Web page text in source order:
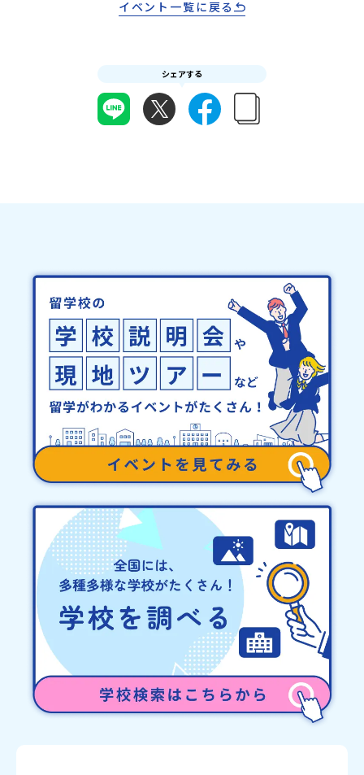
絡日：お支払いいただく旅行代金】・21日目にあたる日以前：無
どの状況等によって開催を見合わせる可能性があります。その場合
に達しなかった場合は、開催日3週間前までに催行中止の旨をメール
にてご連絡いたします。・よくあるご質問その他、よくあるご質問
悠所在地：〒690-0842 島根県松江市東本町二丁目25-6 みらい
BASE2階 その他所在地公式HP：http://c-platform.or.jp/お問い
合わせ先担当：小川・小原E-mail：info@miratabi.jp「おためし
地域留学体験」のプログラム開催情報を公式LINEにて配信中！ぜひ
ご登録ください♪地域みらい留学公式LINE
目途に、お申し込み時に記入いただいたメールアドレス宛に「当選
の期日までにご回答いただけない場合は、当選を取り消しとさせて
いただきます。当選取り消しがあった場合は、繰り上げ当選者へご
連絡させていただきます。登録メールアドレスの変更をご希望の場
合は下記の地域みらい留学公式LINEよりご連絡をお願いします。※
います。対応が必要な場合は必ず事前にご相談ください。・参加取
消や急遽参加できなくなった場合について参加決定後の参加お取り
消しはご遠慮下さい。やむを得ないお取り消しの場合はお早めに事
務局までご連絡ください。・キャンセルポリシーやむを得ない参加
お取り消しの場合、以下のルールに沿って対応させていただきま
す。ご了承ください。プログラム開催日の前日＜8月3日＞から、
【キャンセルのご連絡日：お支払いいただく旅行代金】・21日目に
あたる日以前：無料・20日目-8日目：20％・7日目-2日目：30％・
プログラム開始日の前日：40％・プログラム開始日当日：50％・ご
連絡無しでの不参加またはプログラム開始後の解除：100％・催行中
止について天候などの状況等によって開催を見合わせる可能性があ
ります。その場合は原則、開催日1週間前までにご連絡いたします。
又、最少催行人数に達しなかった場合は、開催日3週間前までに催行
中止の旨をメールにてご連絡いたします。・よくあるご質問その
他、よくあるご質問についてはこちらをご確認ください。運営団体
について＜プログラム主催：一般財団法人地域・教育魅力化プラッ
トフォーム＞「意志ある若者にあふれる持続可能な地域・社会をつ
くる」というビジョンを掲げ、2017年3月に島根県に設立した教育
事業団体です。日本全国約200の高校と連携しながら、中学卒業後に
地域の枠を越えて生徒一人ひとりの夢や価値観に合った地域・学校
で1〜3年間過ごすことができるシステム「地域みらい留学」をはじ
めとした、教育事業や地域活性モデルをつくり続けています。名
称：一般財団法人地域・教育魅力化プラットフォーム設 立：2017
年3月代表者：岩本 悠所在地：〒690-0842 島根県松江市東本町二
丁目25-6 みらいBASE2階 その他所在地公式HP：http://c-
platform.or.jp/お問い合わせ先担当：小川・小原E-mail：
info@miratabi.jp「おためし地域留学体験」のプログラム開催情報
を公式LINEにて配信中！ぜひご登録ください♪地域みらい留学公式
LINE
イベント一覧に戻る
シェアする